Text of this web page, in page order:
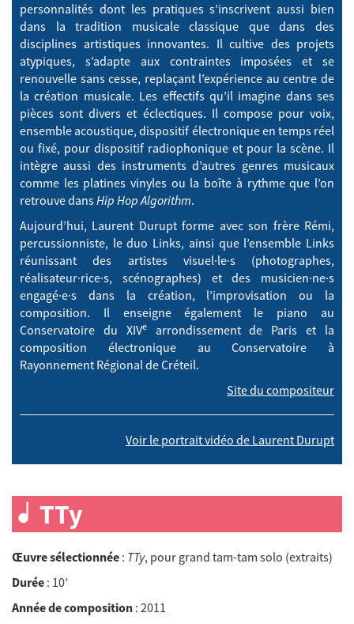
personnalités dont les pratiques s’inscrivent aussi bien
dans la tradition musicale classique que dans des
disciplines artistiques innovantes. Il cultive des projets
atypiques, s’adapte aux contraintes imposées et se
renouvelle sans cesse, replaçant l’expérience au centre de
la création musicale. Les effectifs qu’il imagine dans ses
pièces sont divers et éclectiques. Il compose pour voix,
ensemble acoustique, dispositif électronique en temps réel
ou fixé, pour dispositif radiophonique et pour la scène. Il
intègre aussi des instruments d’autres genres musicaux
comme les platines vinyles ou la boîte à rythme que l’on
retrouve dansHip Hop Algorithm.
Aujourd’hui, Laurent Durupt forme avec son frère Rémi,
percussionniste, le duo Links, ainsi que l’ensemble Links
réunissant des artistes visuel·le·s (photographes,
réalisateur·rice·s, scénographes) et des musicien·ne·s
engagé·e·s dans la création, l’improvisation ou la
composition. Il enseigne également le piano au
Conservatoire du XIVearrondissement de Paris et la
composition électronique au Conservatoire à
Rayonnement Régional de Créteil.
Site du compositeur
Voir le portrait vidéo de Laurent Durupt
TTy
Œuvre sélectionnée : TTy, pour grand tam-tam solo (extraits)
Durée : 10’
Année de composition : 2011